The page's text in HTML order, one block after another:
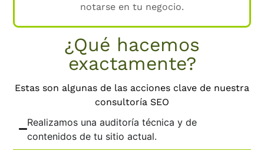
notarse en tu negocio.
¿Qué hacemos
exactamente?
Estas son algunas de las acciones clave de nuestra
consultoría SEO
Realizamos una auditoría técnica y de
contenidos de tu sitio actual.